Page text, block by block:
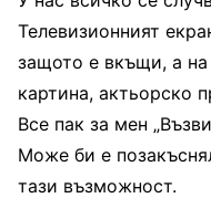
Телевизионният
защото е вкъщи, а
картина, актьорско
Все пак за мен
Може би е
тази възможност.